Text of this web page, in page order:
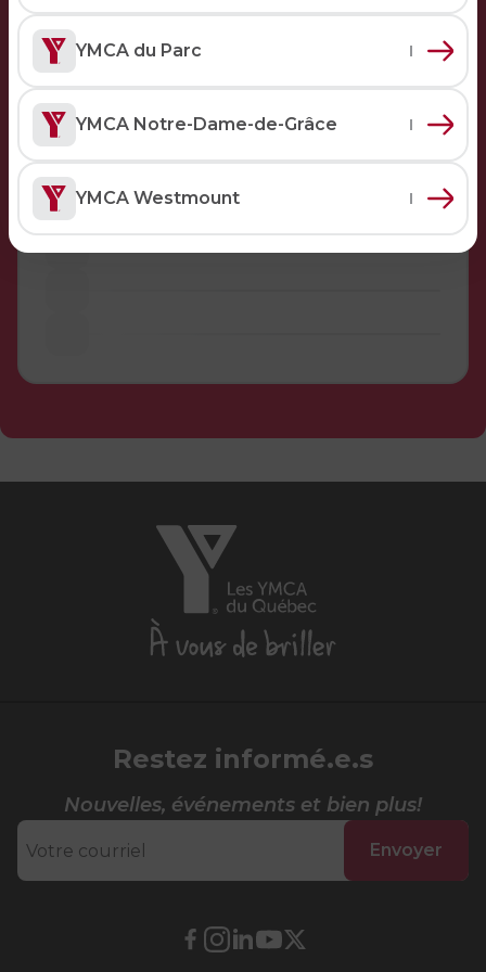
Sauvetage
ÉCHANGES CULTURELS
Zone accueil et découverte (ZAD)
ZONES JEUNESSE
Trouver une Zone jeunesse
Informations
YMCA du Parc
YMCA Notre-Dame-de-Grâce
YMCA Westmount
Restez informé.e.s
Nouvelles, événements et bien plus!
Envoyer
LienLienLienLien